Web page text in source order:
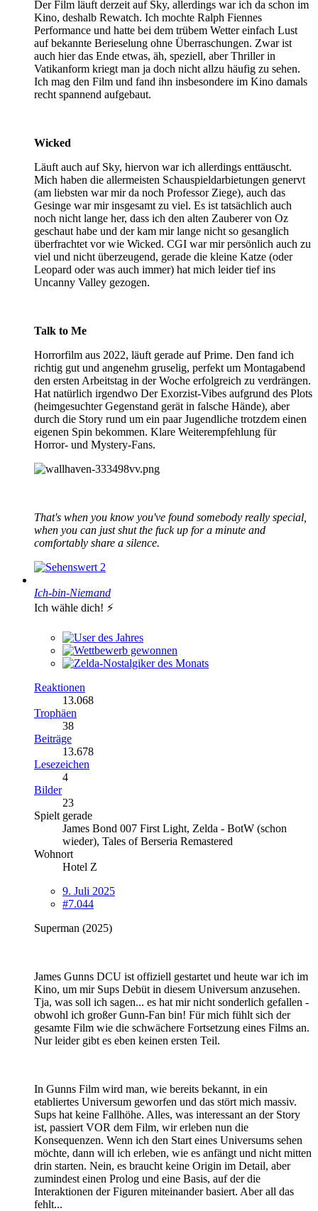
Der Film läuft derzeit auf Sky, allerdings war ich da schon im
Kino, deshalb Rewatch. Ich mochte Ralph Fiennes
Performance und hatte bei dem trübem Wetter einfach Lust
auf bekannte Berieselung ohne Überraschungen. Zwar ist
auch hier das Ende etwas, äh, speziell, aber Thriller in
Vatikanform kriegt man ja doch nicht allzu häufig zu sehen.
Ich mag den Film und fand ihn insbesondere im Kino damals
recht spannend aufgebaut.
Wicked
Läuft auch auf Sky, hiervon war ich allerdings enttäuscht.
Mich haben die allermeisten Schauspieldarbietungen genervt
(am liebsten war mir da noch Professor Ziege), auch das
Gesinge war mir insgesamt zu viel. Es ist tatsächlich auch
noch nicht lange her, dass ich den alten Zauberer von Oz
geschaut habe und der kam mir lange nicht so gesanglich
überfrachtet vor wie Wicked. CGI war mir persönlich auch zu
viel und nicht überzeugend, gerade die kleine Katze (oder
Leopard oder was auch immer) hat mich leider tief ins
Uncanny Valley gezogen.
Talk to Me
Horrorfilm aus 2022, läuft gerade auf Prime. Den fand ich
richtig gut und angenehm gruselig, perfekt um Montagabend
den ersten Arbeitstag in der Woche erfolgreich zu verdrängen.
Hat natürlich irgendwo Der Exorzist-Vibes aufgrund des Plots
(heimgesuchter Gegenstand gerät in falsche Hände), aber
durch die Story rund um ein paar Jugendliche trotzdem einen
eigenen Spin bekommen. Klare Weiterempfehlung für
Horror- und Mystery-Fans.
That's when you know you've found somebody really special,
when you can just shut the fuck up for a minute and
comfortably share a silence.
2
Ich-bin-Niemand
Ich wähle dich! ⚡️
Reaktionen
13.068
Trophäen
38
Beiträge
13.678
Lesezeichen
4
Bilder
23
Spielt gerade
James Bond 007 First Light, Zelda - BotW (schon
wieder), Tales of Berseria Remastered
Wohnort
Hotel Z
9. Juli 2025
#7.044
Superman (2025)
James Gunns DCU ist offiziell gestartet und heute war ich im
Kino, um mir Sups Debüt in diesem Universum anzusehen.
Tja, was soll ich sagen... es hat mir nicht sonderlich gefallen -
obwohl ich großer Gunn-Fan bin! Für mich fühlt sich der
gesamte Film wie die schwächere Fortsetzung eines Films an.
Nur leider gibt es eben keinen ersten Teil.
In Gunns Film wird man, wie bereits bekannt, in ein
etabliertes Universum geworfen und das stört mich massiv.
Sups hat keine Fallhöhe. Alles, was interessant an der Story
ist, passiert VOR dem Film, wir erleben nun die
Konsequenzen. Wenn ich den Start eines Universums sehen
möchte, dann will ich erleben, wie es anfängt und nicht mitten
drin starten. Nein, es braucht keine Origin im Detail, aber
zumindest einen Prolog und eine Basis, auf der die
Interaktionen der Figuren miteinander basiert. Aber all das
fehlt...